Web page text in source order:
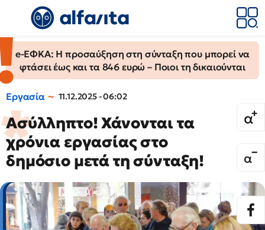
e-ΕΦΚΑ: Η προσαύξηση στη σύνταξη που μπορεί να
φτάσει έως και τα 846 ευρώ – Ποιοι τη δικαιούνται
Εργασία 11.12.2025 - 06:02
Ασύλληπτο! Χάνονται τα
χρόνια εργασίας στο
δημόσιο μετά τη σύνταξη!